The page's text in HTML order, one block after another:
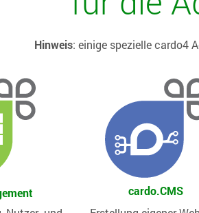
Hinweis: einige spezielle cardo4
cardo.CMS